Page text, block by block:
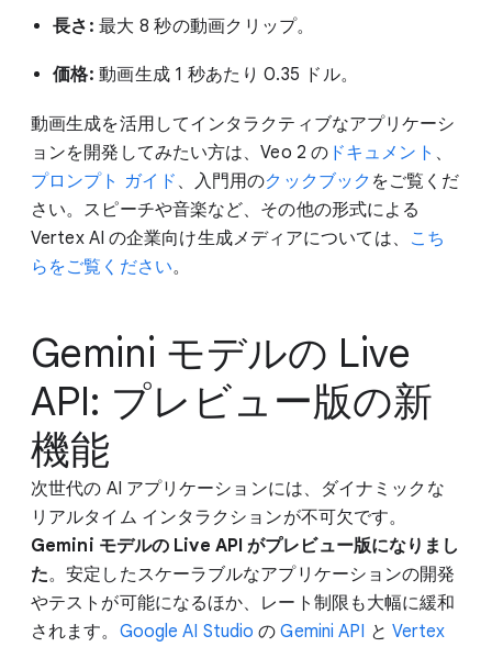
長さ: 最大 8 秒の動画クリップ。
価格: 動画生成 1 秒あたり 0.35 ドル。
動画生成を活用してインタラクティブなアプリケーシ
ョンを開発してみたい方は、Veo 2 の ドキュメント 、
プロンプト ガイド 、入門用のクックブック をご覧くだ
さい。スピーチや音楽など、その他の形式による
Vertex AI の企業向け生成メディアについては、
こち
らをご覧ください。
Gemini モデルの Live
API: プレビュー版の新
機能
次世代の AI アプリケーションには、ダイナミックな
リアルタイム インタラクションが不可欠です。
Gemini モデルの Live API がプレビュー版になりまし
た。安定したスケーラブルなアプリケーションの開発
やテストが可能になるほか、レート制限も大幅に緩和
されます。 Google AI Studio のGemini API と Vertex